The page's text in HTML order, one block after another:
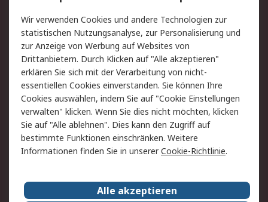
Value Added Services
Lieferlösungen
Rücksendung/Entsorgung Kontakt
Hilfe
Rechtliches
RS Verkaufs- und
Lieferbedingungen
Datenschutz
Cookie-Richtlinie
Zahlungsbedingungen
Impressum
Webseite Konditionen
RS weltweit
Wir verwenden Cookies und andere Technologien zur
statistischen Nutzungsanalyse, zur Personalisierung und
zur Anzeige von Werbung auf Websites von
Drittanbietern. Durch Klicken auf "Alle akzeptieren"
erklären Sie sich mit der Verarbeitung von nicht-
essentiellen Cookies einverstanden. Sie können Ihre
Cookies auswählen, indem Sie auf "Cookie Einstellungen
verwalten" klicken. Wenn Sie dies nicht möchten, klicken
Sie auf "Alle ablehnen". Dies kann den Zugriff auf
bestimmte Funktionen einschränken. Weitere
Informationen finden Sie in unsererCookie-Richtlinie.
Alle akzeptieren